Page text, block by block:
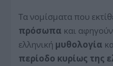
Τα νομίσματα που
πρόσωπα και
ελληνική μυθολογία
περίοδο κυρίως της